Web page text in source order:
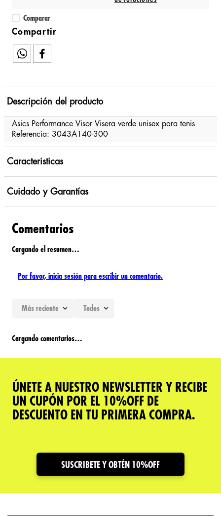
Comparar
Descripción del producto
Asics Performance Visor Visera verde unisex para tenis
Referencia: 3043A140-300
Caracteristicas
Cuidado y Garantías
Comentarios
Cargando el resumen…
Por favor, inicia sesión para escribir un comentario.
Más reciente Todos
Cargando comentarios…
ÚNETE A NUESTRO NEWSLETTER Y RECIBE
UN CUPÓN POR EL 10%OFF DE
DESCUENTO EN TU PRIMERA COMPRA.
SUSCRIBETE Y OBTÉN 10%OFF